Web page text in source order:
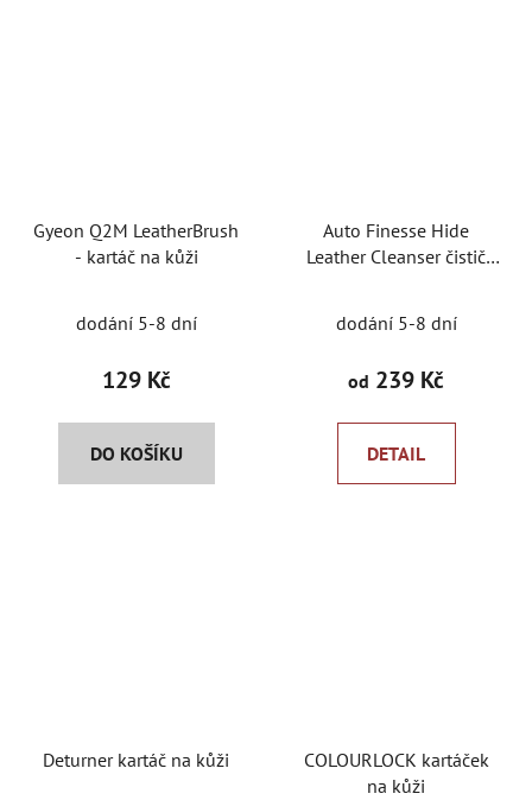
Gyeon Q2M LeatherBrush
- kartáč na kůži
dodání 5-8 dní
129 Kč
DO KOŠÍKU
Auto Finesse Hide
Leather Cleanser čistič
dodání 5-8 dní
od 239 Kč
DETAIL
Deturner kartáč na kůži
COLOURLOCK kartáček
na kůži